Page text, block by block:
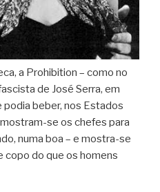
a Prohibition – como no
de José Serra, em
podia beber, nos Estados
se os chefes para
numa boa – e mostra-se
copo do que os homens